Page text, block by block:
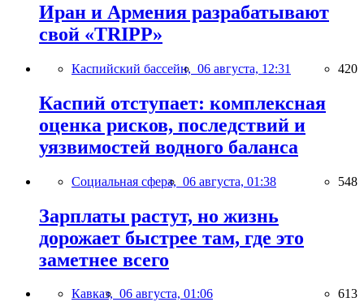
Иран и Армения разрабатывают
свой «TRIPP»
Каспийский бассейн, 06 августа, 12:31 420
Каспий отступает: комплексная
оценка рисков, последствий и
уязвимостей водного баланса
Социальная сфера, 06 августа, 01:38 548
Зарплаты растут, но жизнь
дорожает быстрее там, где это
заметнее всего
Кавказ, 06 августа, 01:06 613